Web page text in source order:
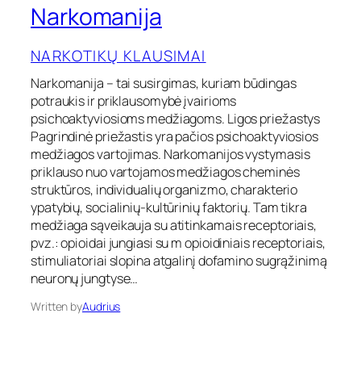
l
g
ų
c
e
n
t
r
a
s
N
a
r
k
o
m
a
n
i
j
a
Narkomanija
NARKOTIKŲ KLAUSIMAI
Narkomanija – tai susirgimas, kuriam būdingas
potraukis ir priklausomybė įvairioms
psichoaktyviosioms medžiagoms. Ligos priežastys
Pagrindinė priežastis yra pačios psichoaktyviosios
medžiagos vartojimas. Narkomanijos vystymasis
priklauso nuo vartojamos medžiagos cheminės
struktūros, individualių organizmo, charakterio
ypatybių, socialinių-kultūrinių faktorių. Tam tikra
medžiaga sąveikauja su atitinkamais receptoriais,
pvz.: opioidai jungiasi su m opioidiniais receptoriais,
stimuliatoriai slopina atgalinį dofamino sugrąžinimą
neuronų jungtyse…
Written byAudrius